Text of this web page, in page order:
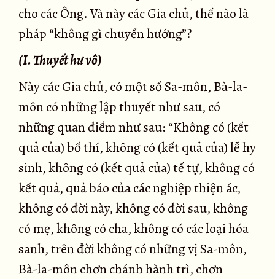
cho các Ông. Và này các Gia chủ, thế nào là
pháp “không gì chuyển hướng”?
(I. Thuyết hư vô)
Này các Gia chủ, có một số Sa-môn, Bà-la-
môn có những lập thuyết như sau, có
những quan điểm như sau: “Không có (kết
quả của) bố thí, không có (kết quả của) lễ hy
sinh, không có (kết quả của) tế tự, không có
kết quả, quả báo của các nghiệp thiện ác,
không có đời này, không có đời sau, không
có mẹ, không có cha, không có các loại hóa
sanh, trên đời không có những vị Sa-môn,
Bà-la-môn chơn chánh hành trì, chơn